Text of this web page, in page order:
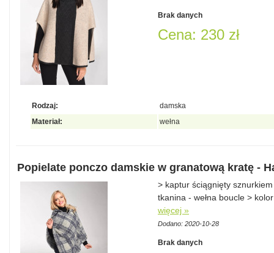
Brak danych
Cena: 230 zł
Rodzaj:
damska
Materiał:
wełna
Popielate ponczo damskie w granatową kratę -
> kaptur ściągnięty
tkanina - wełna boucle >
więcej »
Dodano: 2020-10-28
Brak danych